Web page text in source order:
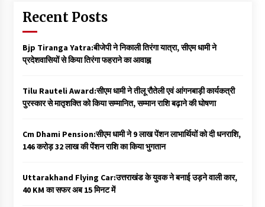
Recent Posts
Bjp Tiranga Yatra:बीजेपी ने निकाली तिरंगा यात्रा, सीएम धामी ने
प्रदेशवासियों से किया तिरंगा फहराने का आवाह्न
Tilu Rauteli Award:सीएम धामी ने तीलू रौतेली एवं आंगनबाड़ी कार्यकत्री
पुरस्कार से मातृशक्ति को किया सम्मानित, सम्मान राशि बढ़ाने की घोषणा
Cm Dhami Pension:सीएम धामी ने 9 लाख पेंशन लाभार्थियों को दी धनराशि, ₹
146 करोड़ 32 लाख की पेंशन राशि का किया भुगतान
Uttarakhand Flying Car:उत्तराखंड के युवक ने बनाई उड़ने वाली कार,
40 KM का सफर अब 15 मिनट में